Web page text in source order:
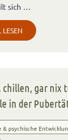
sich …
LESEN
chillen, gar nix
in der
& psychische